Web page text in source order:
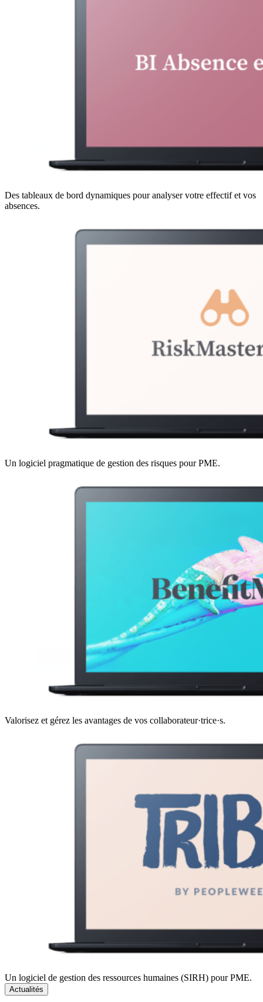
Des tableaux de bord dynamiques pour analyser votre effectif et vos
absences.
Un logiciel pragmatique de gestion des risques pour PME.
Valorisez et gérez les avantages de vos collaborateur·trice·s.
Un logiciel de gestion des ressources humaines (SIRH) pour PME.
Actualités